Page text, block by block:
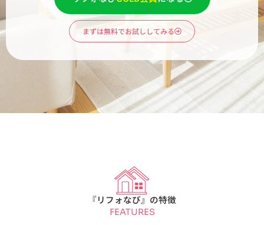
まずは無料でお試ししてみる
『リフォなび』の特徴
FEATURES